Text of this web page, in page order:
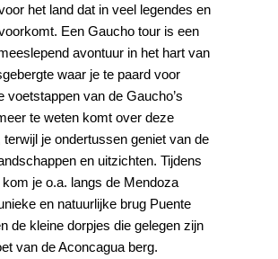
het land dat in veel legendes en
Een Gaucho tour is een
avontuur in het hart van
waar je te paard voor
voetstappen van de Gaucho’s
te weten komt over deze
terwijl je ondertussen geniet van de
en uitzichten. Tijdens
je o.a. langs de Mendoza
en natuurlijke brug Puente
de kleine dorpjes die gelegen zijn
van de Aconcagua berg.